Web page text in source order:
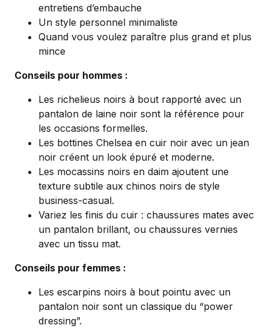
entretiens d’embauche
Un style personnel minimaliste
Quand vous voulez paraître plus grand et plus
mince
Conseils pour hommes :
Les richelieus noirs à bout rapporté avec un
pantalon de laine noir sont la référence pour
les occasions formelles.
Les bottines Chelsea en cuir noir avec un jean
noir créent un look épuré et moderne.
Les mocassins noirs en daim ajoutent une
texture subtile aux chinos noirs de style
business-casual.
Variez les finis du cuir : chaussures mates avec
un pantalon brillant, ou chaussures vernies
avec un tissu mat.
Conseils pour femmes :
Les escarpins noirs à bout pointu avec un
pantalon noir sont un classique du “power
dressing”.